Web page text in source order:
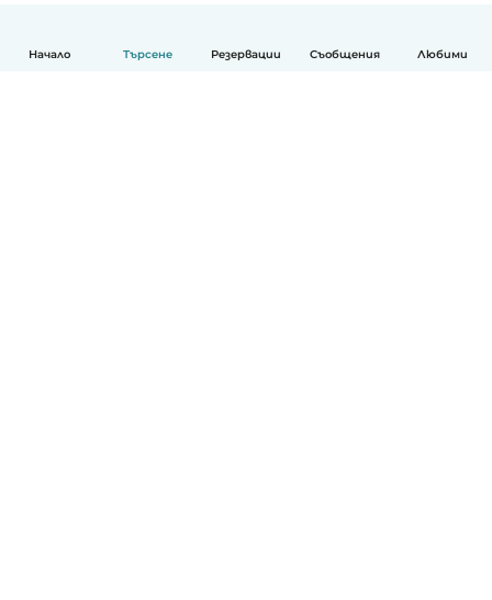
Начало Търсене Резервации Съобщения Любими